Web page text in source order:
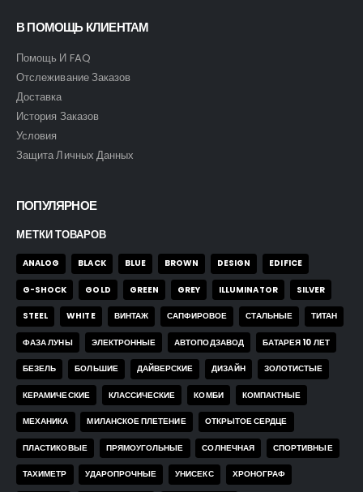
В ПОМОЩЬ КЛИЕНТАМ
Помощь И FAQ
Отслеживание Заказов
Доставка
История Заказов
Условия
Защита Личных Данных
ПОПУЛЯРНОЕ
МЕТКИ ТОВАРОВ
ANALOG BLACK BLUE BROWN DESIGN EDIFICE
G-SHOCK GOLD GREEN GREY ILLUMINATOR SILVER
STEEL WHITE ВИНТАЖ САПФИРОВОЕ СТАЛЬНЫЕ ТИТАН
ФАЗА ЛУНЫ ЭЛЕКТРОННЫЕ АВТОПОДЗАВОД БАТАРЕЯ 10 ЛЕТ
БЕЗЕЛЬ БОЛЬШИЕ ДАЙВЕРСКИЕ ДИЗАЙН ЗОЛОТИСТЫЕ
КЕРАМИЧЕСКИЕ КЛАССИЧЕСКИЕ КОМБИ КОМПАКТНЫЕ
МЕХАНИКА МИЛАНСКОЕ ПЛЕТЕНИЕ ОТКРЫТОЕ СЕРДЦЕ
ПЛАСТИКОВЫЕ ПРЯМОУГОЛЬНЫЕ СОЛНЕЧНАЯ СПОРТИВНЫЕ
ТАХИМЕТР УДАРОПРОЧНЫЕ УНИСЕКС ХРОНОГРАФ